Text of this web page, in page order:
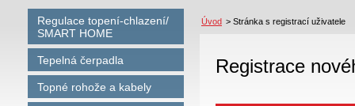
Regulace topení-chlazení/
SMART HOME
Tepelná čerpadla
Topné rohože a kabely
Úvod > Stránka s registrací uživatele
Registrace